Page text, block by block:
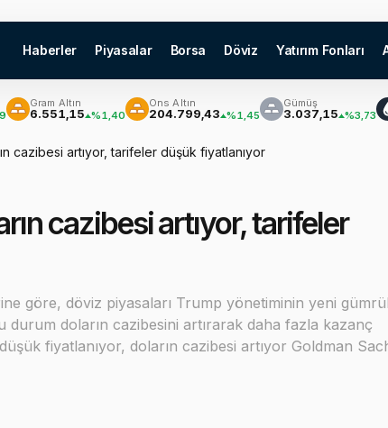
Haberler Piyasalar Borsa Döviz Yatırım Fonları
Gram Altın
%1,40
Ons Altın
204.799,43 %1,45
Gümüş
3.037,15 %3,73
cazibesi artıyor, tarifeler düşük fiyatlanıyor
cazibesi artıyor, tarifeler
göre, döviz piyasaları Trump yönetiminin yeni
doların cazibesini artırarak daha fazla kazanç
fiyatlanıyor, doların cazibesi artıyor Goldman